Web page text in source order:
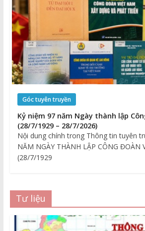
Góc tuyên truyền
Kỷ niệm 97 năm Ngày thành lập
(28/7/1929 – 28/7/2026)
Nội dung chính trong Thông tin tuyên
NĂM NGÀY THÀNH LẬP CÔNG ĐOÀN
(28/7/1929
Tư liệu